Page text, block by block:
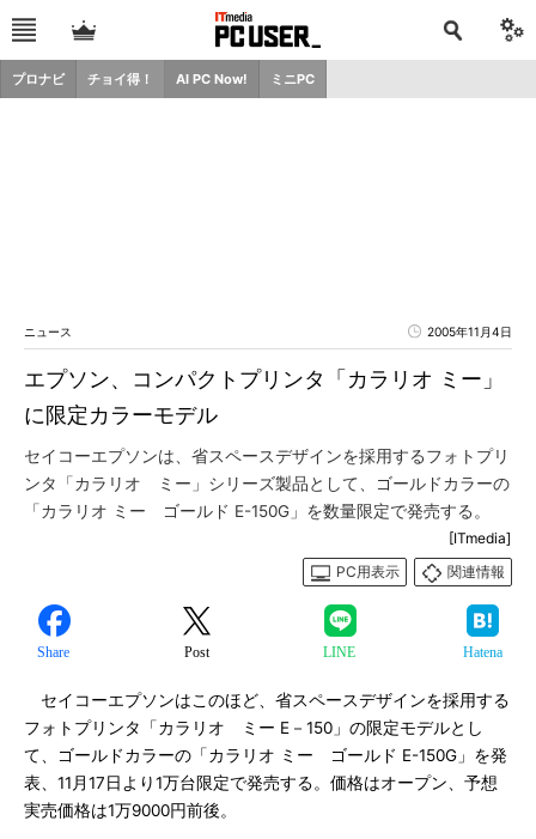
プロナビ チョイ得！ AI PC Now! ミニPC
ニュース 2005年11月4日
エプソン、コンパクトプリンタ「カラリオ ミー」
に限定カラーモデル
セイコーエプソンは、省スペースデザインを採用するフォトプリ
ンタ「カラリオ ミー」シリーズ製品として、ゴールドカラーの
「カラリオ ミー ゴールド E-150G」を数量限定で発売する。
[ITmedia]
PC用表示
関連情報
Share Post LINE Hatena
セイコーエプソンはこのほど、省スペースデザインを採用する
フォトプリンタ「カラリオ ミー E－150」の限定モデルとし
て、ゴールドカラーの「カラリオ ミー ゴールド E-150G」を発
表、11月17日より1万台限定で発売する。価格はオープン、予想
実売価格は1万9000円前後。